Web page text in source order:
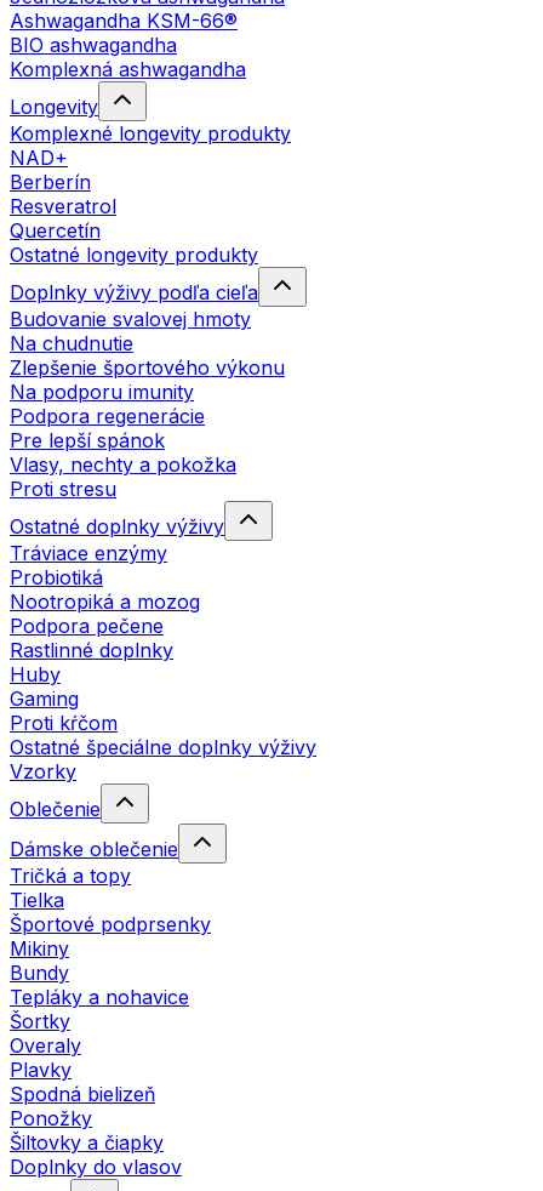
Ashwagandha KSM-66®
BIO ashwagandha
Komplexná ashwagandha
Longevity
Komplexné longevity produkty
NAD+
Berberín
Resveratrol
Quercetín
Ostatné longevity produkty
Doplnky výživy podľa cieľa
Budovanie svalovej hmoty
Na chudnutie
Zlepšenie športového výkonu
Na podporu imunity
Podpora regenerácie
Pre lepší spánok
Vlasy, nechty a pokožka
Proti stresu
Ostatné doplnky výživy
Tráviace enzýmy
Probiotiká
Nootropiká a mozog
Podpora pečene
Rastlinné doplnky
Huby
Gaming
Proti kŕčom
Ostatné špeciálne doplnky výživy
Vzorky
Oblečenie
Dámske oblečenie
Tričká a topy
Tielka
Športové podprsenky
Mikiny
Bundy
Tepláky a nohavice
Šortky
Overaly
Plavky
Spodná bielizeň
Ponožky
Šiltovky a čiapky
Doplnky do vlasov